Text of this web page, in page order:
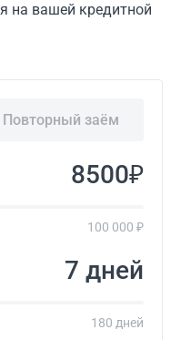
на вашей кредитной
Повторный заём
₽
100 000 ₽
дней
180 дней